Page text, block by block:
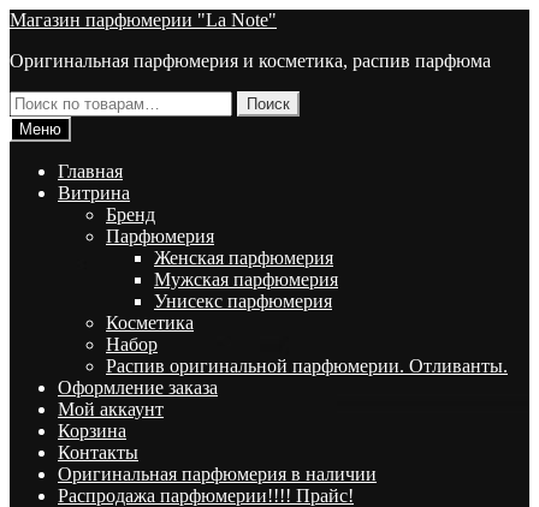
Перейти
навигации
Перейти
содержимому
Магазин парфюмерии "La Note"
Оригинальная парфюмерия и косметика, распив парфюма
Искать:
Поиск
Меню
Главная
Витрина
Брeнд
Парфюмерия
Женская парфюмерия
Мужская парфюмерия
Унисекс парфюмерия
Косметика
Набор
Распив оригинальной парфюмерии. Отливанты.
Оформление заказа
Мой аккаунт
Корзина
Контакты
Оригинальная парфюмерия в наличии
Распродажа парфюмерии!!!! Прайс!